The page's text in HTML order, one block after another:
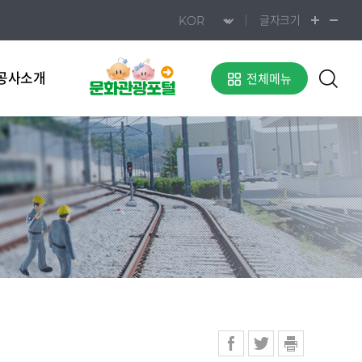
글자크기
사소개 전체메뉴